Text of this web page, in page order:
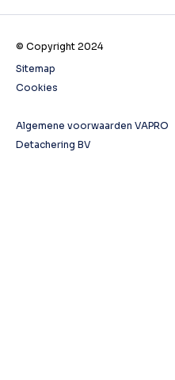
© Copyright 2024
Sitemap
Cookies
Algemene voorwaarden VAPRO
Detachering BV